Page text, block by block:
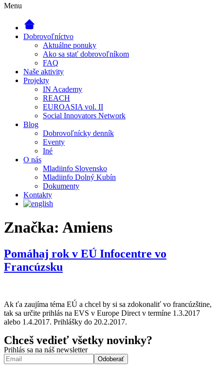
Menu
Dobrovoľníctvo
Aktuálne ponuky
Ako sa stať dobrovoľníkom
FAQ
Naše aktivity
Projekty
IN Academy
REACH
EUROASIA vol. II
Social Innovators Network
Blog
Dobrovoľnícky denník
Eventy
Iné
O nás
Mladiinfo Slovensko
Mladiinfo Dolný Kubín
Dokumenty
Kontakty
Značka: Amiens
Pomáhaj rok v EÚ Infocentre vo
Francúzsku
Ak ťa zaujíma téma EÚ a chcel by si sa zdokonaliť vo francúzštine,
tak sa určite prihlás na EVS v Europe Direct v termíne 1.3.2017
alebo 1.4.2017. Prihlášky do 20.2.2017.
Chceš vedieť všetky novinky?
Prihlás sa na náš newsletter